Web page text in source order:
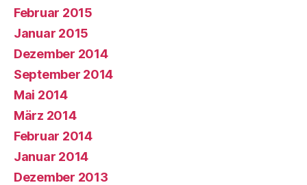
Februar 2015
Januar 2015
Dezember 2014
September 2014
Mai 2014
März 2014
Februar 2014
Januar 2014
Dezember 2013